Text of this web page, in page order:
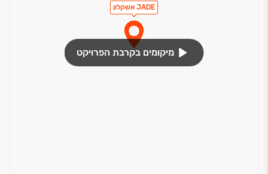
JADE אשקלון
מיקומים בקרבת הפרויקט